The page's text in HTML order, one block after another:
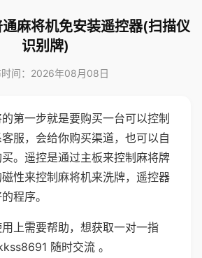
麻将机免安装遥控器(扫描仪
识别牌)
时间：2026年08月08日
第一步就是要购买一台可以控制
服，会给你购买渠道，也可以自
。遥控是通过主板来控制麻将牌
性来控制麻将机来洗牌，遥控器
程序。
上需要帮助，想获取一对一指
随时交流 。